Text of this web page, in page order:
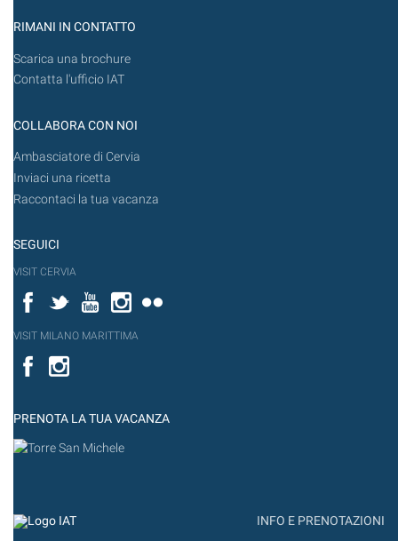
RIMANI IN CONTATTO
Scarica una brochure
Contatta l'ufficio IAT
COLLABORA CON NOI
Ambasciatore di Cervia
Inviaci una ricetta
Raccontaci la tua vacanza
SEGUICI
VISIT CERVIA
Facebook
TwitterYouTubeInstagram
Flickr
VISIT MILANO MARITTIMA
Facebook
PRENOTA LA TUA VACANZA
INFO E PRENOTAZIONI